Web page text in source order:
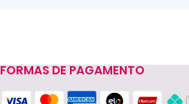
Read more
FORMAS DE PAGAMENTO